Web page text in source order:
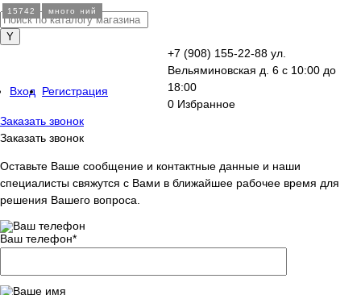
Вход Регистрация
+7 (908) 155-22-88 ул.
Вельяминовская д. 6 с 10:00 до
18:00
0 Избранное
Заказать звонок
Заказать звонок
Оставьте Ваше сообщение и контактные данные и наши
специалисты свяжутся с Вами в ближайшее рабочее время для
решения Вашего вопроса.
Ваш телефон*
59574 последний
59576 последний
59880 мало
18160 последний
49941 много
46655 последний
46656 мало
45111 мало
47043 мало
46672 мало
47044 мало
40571 последний
40557 много
40558 много
40559 последний
40560 много
40572 мало
40573 последний
40587 много
40588 много
40598 мало
43611 последний
56383 много
56982 много
15828 много
15697 много
15699 мало
15700 много
15741 мало
15742 много